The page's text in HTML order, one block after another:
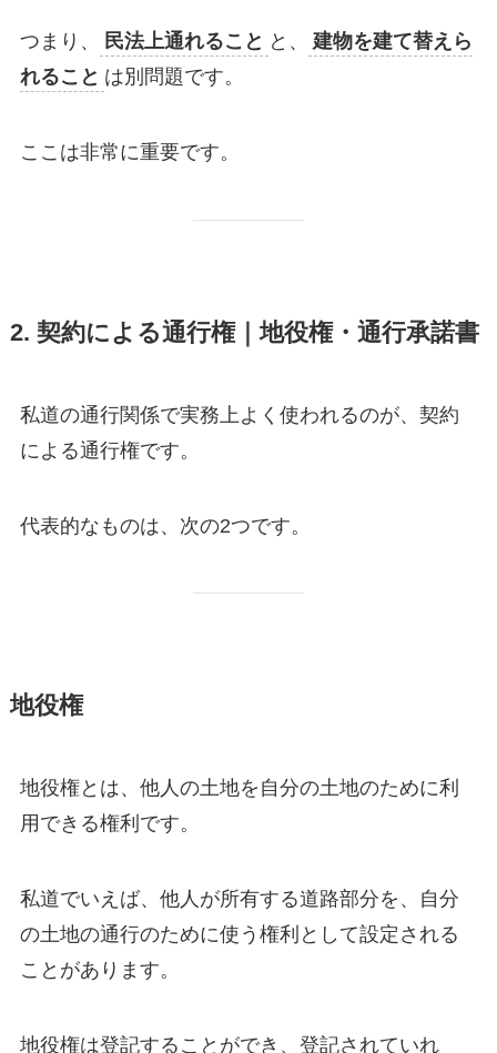
つまり、 民法上通れること と、
建物を建て替えら
れること は別問題です。
ここは非常に重要です。
2. 契約による通行権｜地役権・通行承諾書
私道の通行関係で実務上よく使われるのが、契約
による通行権です。
代表的なものは、次の2つです。
地役権
地役権とは、他人の土地を自分の土地のために利
用できる権利です。
私道でいえば、他人が所有する道路部分を、自分
の土地の通行のために使う権利として設定される
ことがあります。
地役権は登記することができ、登記されていれ